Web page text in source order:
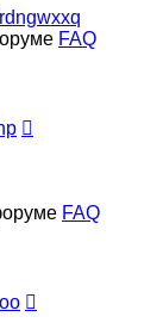
FAQ
FAQ